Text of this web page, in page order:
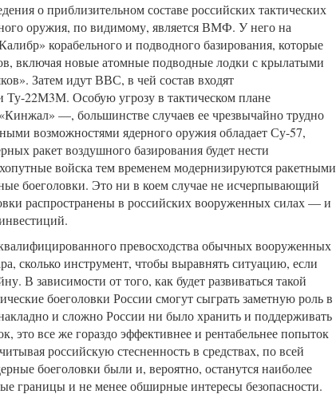
о приблизительном составе российских тактических
оружия, по видимому, является ВМФ. У него на
корабельного и подводного базирования, которые
включая новые атомные подводные лодки с крылатыми
Затем идут ВВС, в чей состав входят
22М3М. Особую угрозу в тактическом плане
—, большинстве случаев ее чрезвычайно трудно
возможностями ядерного оружия обладает Су-57,
ракет воздушного базирования будет нести
войска тем временем модернизируются ракетными
боеголовки. Это ни в коем случае не исчерпывающий
распространены в российских вооруженных силах — и
превосходства обычных вооруженных
сколько инструмент, чтобы выравнять ситуацию, если
В зависимости от того, как будет развиваться такой
боеголовки России смогут сыграть заметную роль в
и сложно России ни было хранить и поддерживать
это все же гораздо эффективнее и рентабельнее попыток
российскую стесненность в средствах, по всей
боеголовки были и, вероятно, останутся наиболее
границы и не менее обширные интересы безопасности.